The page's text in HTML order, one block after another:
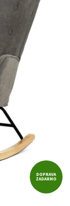
DOPRAVA
ZADARMO